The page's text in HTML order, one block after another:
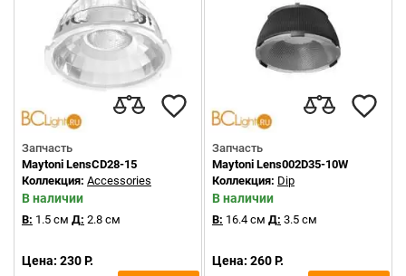
Запчасть
Maytoni LensCD28-15
Коллекция: Accessories
В наличии
В: 1.5 см Д: 2.8 см
Цена: 230 Р.
Запчасть
Maytoni Lens002D35-10W
Коллекция: Dip
В наличии
В: 16.4 см Д: 3.5 см
Цена: 260 Р.